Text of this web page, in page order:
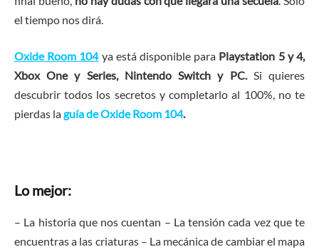
el tiempo nos dirá.
Oxide Room 104ya está disponible para Playstation 5 y 4,
Xbox One y Series, Nintendo Switch y PC. Si quieres
descubrir todos los secretos y completarlo al 100%, no te
pierdas laguía de Oxide Room 104.
Lo mejor:
– La historia que nos cuentan – La tensión cada vez que te
encuentras a las criaturas – La mecánica de cambiar el mapa